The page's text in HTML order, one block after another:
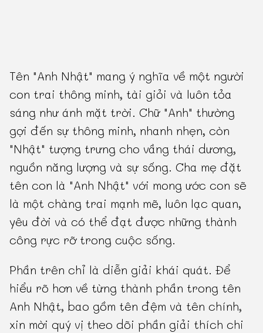
Tên "Anh Nhật" mang ý nghĩa về một người
con trai thông minh, tài giỏi và luôn tỏa
sáng như ánh mặt trời. Chữ "Anh" thường
gợi đến sự thông minh, nhanh nhẹn, còn
"Nhật" tượng trưng cho vầng thái dương,
nguồn năng lượng và sự sống. Cha mẹ đặt
tên con là "Anh Nhật" với mong ước con sẽ
là một chàng trai mạnh mẽ, luôn lạc quan,
yêu đời và có thể đạt được những thành
công rực rỡ trong cuộc sống.
Phần trên chỉ là diễn giải khái quát. Để
hiểu rõ hơn về từng thành phần trong tên
Anh Nhật, bao gồm tên đệm và tên chính,
xin mời quý vị theo dõi phần giải thích chi